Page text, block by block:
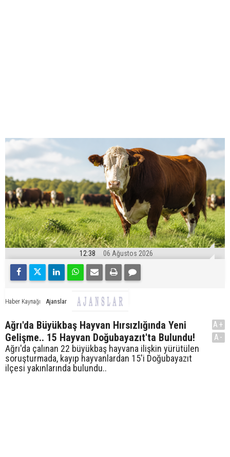
12:38 06 Ağustos 2026
Haber Kaynağı Ajanslar
Ağrı'da Büyükbaş Hayvan Hırsızlığında Yeni
Gelişme.. 15 Hayvan Doğubayazıt'ta Bulundu!
Ağrı'da çalınan 22 büyükbaş hayvana ilişkin yürütülen
soruşturmada, kayıp hayvanlardan 15'i Doğubayazıt
ilçesi yakınlarında bulundu..
A+
A-